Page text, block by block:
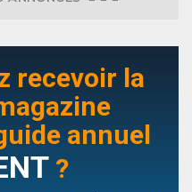
recevoir la
annuel
?